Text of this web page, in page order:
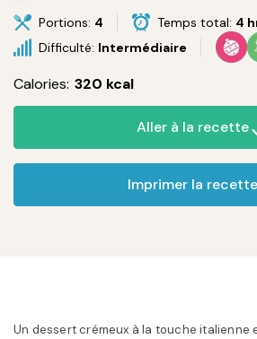
Portions: 4 Temps total: 4
Difficulté: Intermédiaire
Calories: 320 kcal
Aller à la recette
Imprimer la recette
Un dessert crémeux à la touche italienne